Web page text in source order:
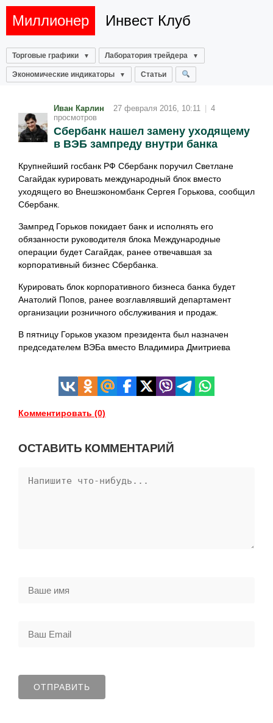
Миллионер Инвест Клуб
Торговые графики Лаборатория трейдера
Экономические индикаторы Статьи
Иван Карлин 27 февраля 2016, 10:11
4
просмотров
Сбербанк нашел замену уходящему
в ВЭБ зампреду внутри банка
Крупнейший госбанк РФ Сбербанк поручил Светлане
Сагайдак курировать международный блок вместо
уходящего во Внешэкономбанк Сергея Горькова, сообщил
Сбербанк.
Зампред Горьков покидает банк и исполнять его
обязанности руководителя блока Международные
операции будет Сагайдак, ранее отвечавшая за
корпоративный бизнес Сбербанка.
Курировать блок корпоративного бизнеса банка будет
Анатолий Попов, ранее возглавлявший департамент
организации розничного обслуживания и продаж.
В пятницу Горьков указом президента был назначен
председателем ВЭБа вместо Владимира Дмитриева
Комментировать (0)
ОСТАВИТЬ КОММЕНТАРИЙ